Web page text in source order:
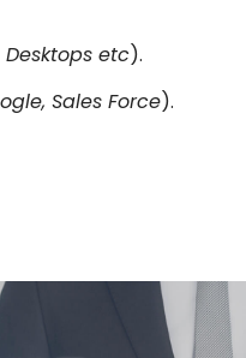
Desktops etc).
Sales Force).